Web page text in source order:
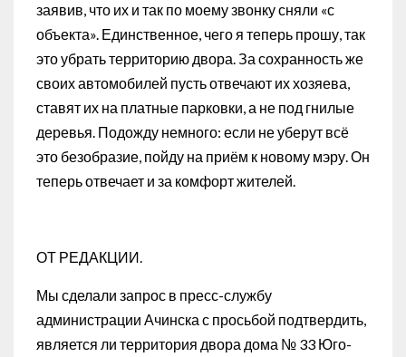
заявив, что их и так по моему звонку сняли «с
объекта». Единственное, чего я теперь прошу, так
это убрать территорию двора. За сохранность же
своих автомобилей пусть отвечают их хозяева,
ставят их на платные парковки, а не под гнилые
деревья. Подожду немного: если не уберут всё
это безобразие, пойду на приём к новому мэру. Он
теперь отвечает и за комфорт жителей.
ОТ РЕДАКЦИИ.
Мы сделали запрос в пресс-службу
администрации Ачинска с просьбой подтвердить,
является ли территория двора дома № 33 Юго-